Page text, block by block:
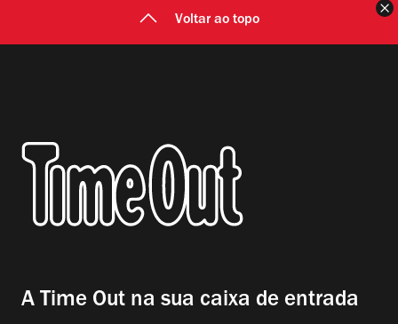
Voltar ao topo
A Time Out na sua caixa de entrada